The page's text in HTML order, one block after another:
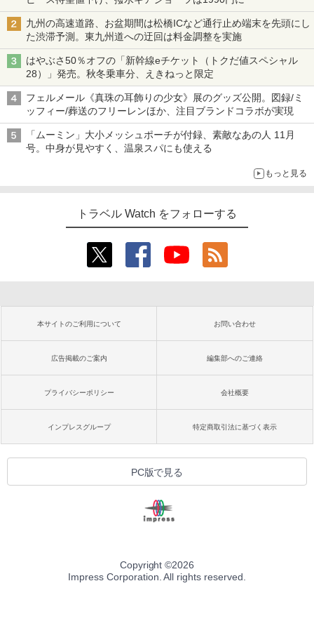
九州の高速道路、お盆期間は松橋ICなど通行止め端末を先頭にし
た渋滞予測。東九州道への迂回は料金調整を実施
はやぶさ50％オフの「新幹線eチケット（トクだ値スペシャル
28）」発売。秋冬乗車分、えきねっと限定
フェルメール《真珠の耳飾りの少女》展のグッズ公開。図録/ミ
ッフィー/葬送のフリーレンほか、注目ブランドコラボが実現
「ムーミン」大小メッシュポーチが付録、素敵なあの人 11月
号。中身が見やすく、温泉スパにも使える
もっと見る
トラベル Watch をフォローする
本サイトのご利用について お問い合わせ
広告掲載のご案内 編集部へのご連絡
プライバシーポリシー 会社概要
インプレスグループ 特定商取引法に基づく表示
PC版で見る
Copyright ©2026
Impress Corporation. All rights reserved.